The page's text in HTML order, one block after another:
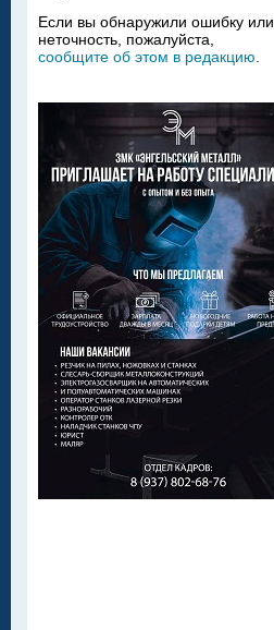
Если вы обнаружили ошибку или
неточность, пожалуйста,
сообщите об этом в редакцию